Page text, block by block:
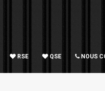
RSE QSE NOUS